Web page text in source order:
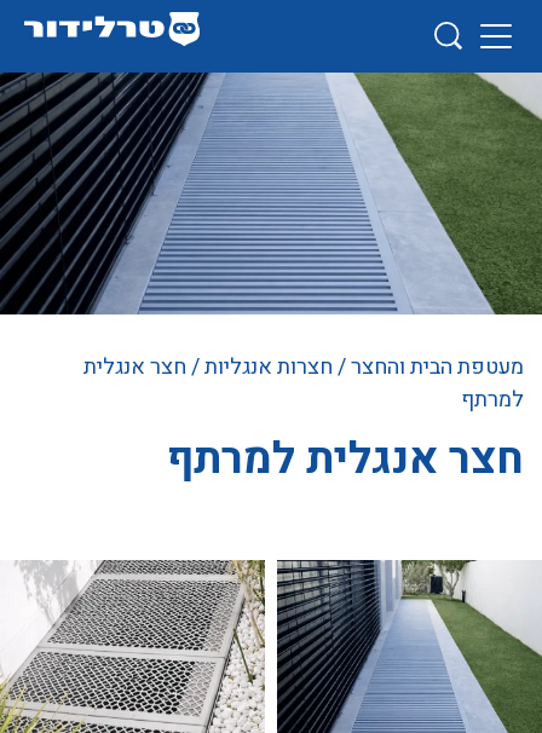
מעטפת הבית והחצר/חצרות אנגליות/ חצר אנגלית
למרתף
חצר אנגלית למרתף